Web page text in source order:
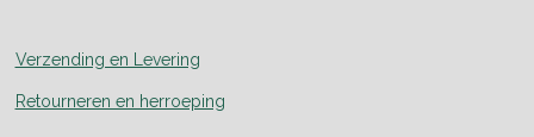
Verzending en Levering
Retourneren en herroeping